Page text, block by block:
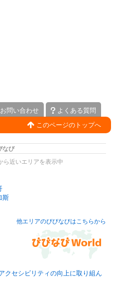
お問い合わせ
よくある質問
このページのトップへ
なび
ら近いエリアを表示中
斯
他エリアのびびなびはこちらから
クセシビリティの向上に取り組ん